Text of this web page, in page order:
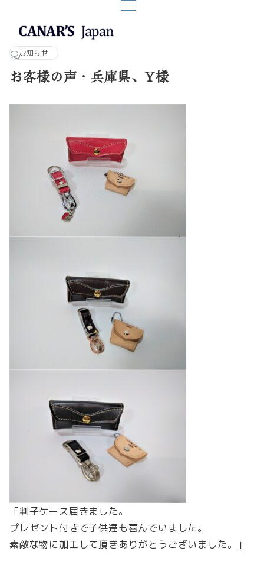
お知らせ
お客様の声・兵庫県、Y様
「判子ケース届きました。
プレゼント付きで子供達も喜んでいました。
素敵な物に加工して頂きありがとうございました。」